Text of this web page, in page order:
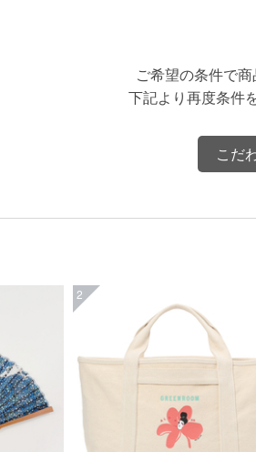
ご希望の条件で商
下記より再度条件
こだ
2